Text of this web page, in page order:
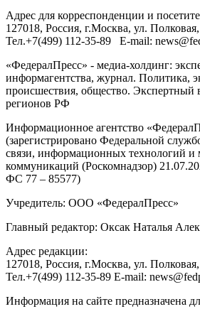
Адрес для корреспонденции и
127018, Россия, г.Москва, ул.
Тел.+7(499) 112-35-89 E-mail:
«ФедералПресс» - медиа-холдинг:
информагентства, журнал. Политика,
происшествия, общество. Экспертный
регионов РФ
Информационное агентство
(зарегистрировано Федеральной
связи, информационных технологий и
коммуникаций (Роскомнадзор)
ФС 77 – 85577)
Учредитель: ООО «ФедералПресс»
Главный редактор: Оксак Наталья
Адрес редакции:
127018, Россия, г.Москва, ул.
Тел.+7(499) 112-35-89 E-mail:
Информация на сайте предназначена